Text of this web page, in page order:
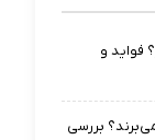
فواید و
بررسی